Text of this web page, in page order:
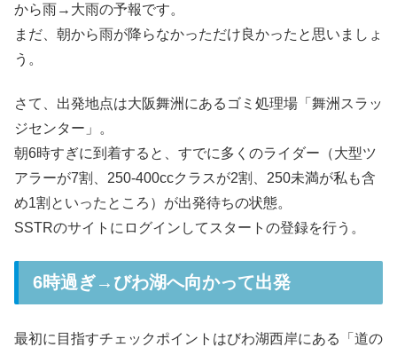
から雨→大雨の予報です。
まだ、朝から雨が降らなかっただけ良かったと思いましょ
う。
さて、出発地点は大阪舞洲にあるゴミ処理場「舞洲スラッ
ジセンター」。
朝6時すぎに到着すると、すでに多くのライダー（大型ツ
アラーが7割、250-400ccクラスが2割、250未満が私も含
め1割といったところ）が出発待ちの状態。
SSTRのサイトにログインしてスタートの登録を行う。
6時過ぎ→びわ湖へ向かって出発
最初に目指すチェックポイントはびわ湖西岸にある「道の